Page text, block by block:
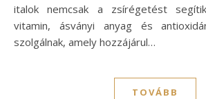
italok nemcsak a zsírégetést
vitamin, ásványi anyag és
szolgálnak, amely hozzájárul…
TOVÁBB